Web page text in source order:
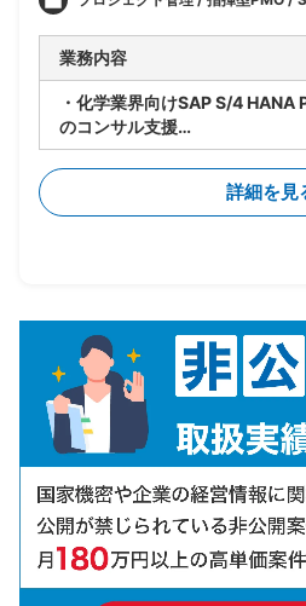
業務内容
・化学業界向けSAP S/4
のコンサル支援
・領域：会計
・SAP Public Cloudを採用した
・先方内のPJ推進方法の理解を
詳細を見